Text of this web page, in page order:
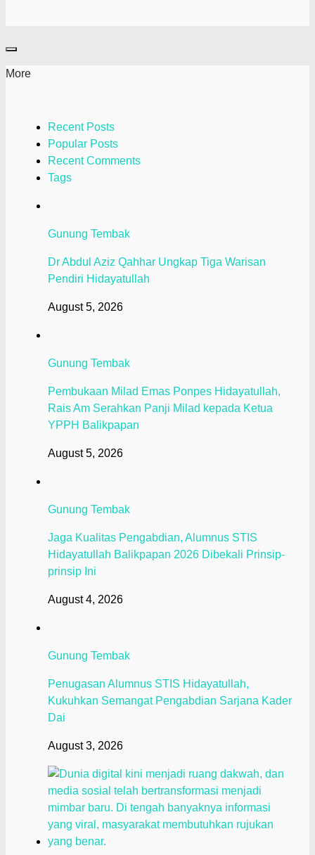
More
Recent Posts
Popular Posts
Recent Comments
Tags
Gunung Tembak
Dr Abdul Aziz Qahhar Ungkap Tiga Warisan
Pendiri Hidayatullah
August 5, 2026
Gunung Tembak
Pembukaan Milad Emas Ponpes Hidayatullah,
Rais Am Serahkan Panji Milad kepada Ketua
YPPH Balikpapan
August 5, 2026
Gunung Tembak
Jaga Kualitas Pengabdian, Alumnus STIS
Hidayatullah Balikpapan 2026 Dibekali Prinsip-
prinsip Ini
August 4, 2026
Gunung Tembak
Penugasan Alumnus STIS Hidayatullah,
Kukuhkan Semangat Pengabdian Sarjana Kader
Dai
August 3, 2026